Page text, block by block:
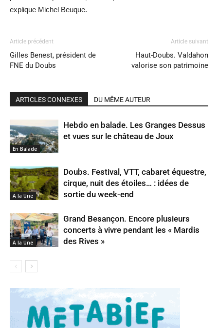
explique Michel Beuque.
Article précédent
Gilles Benest, président de
FNE du Doubs
Article suivant
Haut-Doubs. Valdahon
valorise son patrimoine
ARTICLES CONNEXES DU MÊME AUTEUR
En Balade
Hebdo en balade. Les Granges Dessus
et vues sur le château de Joux
A la Une
Doubs. Festival, VTT, cabaret équestre,
cirque, nuit des étoiles… : idées de
sortie du week-end
A la Une
Grand Besançon. Encore plusieurs
concerts à vivre pendant les « Mardis
des Rives »